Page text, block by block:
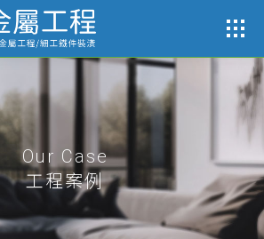
Our Case
工程案例